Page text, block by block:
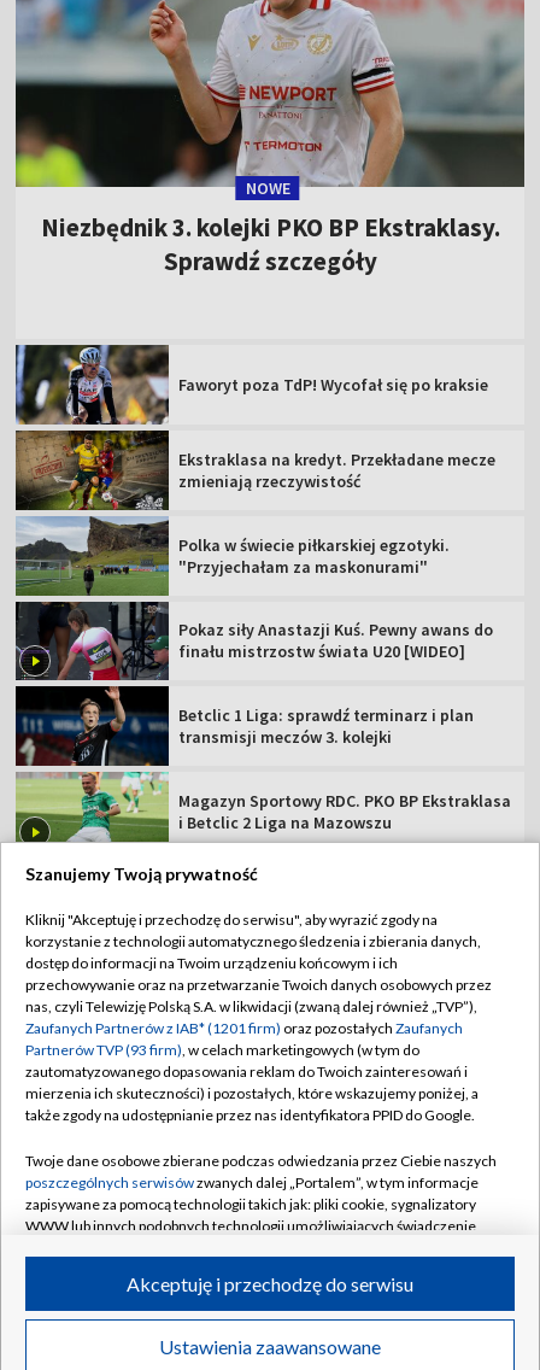
NOWE
Niezbędnik 3. kolejki PKO BP Ekstraklasy.
Sprawdź szczegóły
Faworyt poza TdP! Wycofał się po kraksie
Ekstraklasa na kredyt. Przekładane mecze
zmieniają rzeczywistość
Polka w świecie piłkarskiej egzotyki.
"Przyjechałam za maskonurami"
Pokaz siły Anastazji Kuś. Pewny awans do
finału mistrzostw świata U20 [WIDEO]
Betclic 1 Liga: sprawdź terminarz i plan
transmisji meczów 3. kolejki
Magazyn Sportowy RDC. PKO BP Ekstraklasa
i Betclic 2 Liga na Mazowszu
TVP
Abonament TVP
Sklep TVP
Biuro Reklamy
Oferta Handlowa
Emisja w TVP
Rada Programowa
Ogłoszenia przetargowe
Akademia Telewizyjna
Informacje o nadawcy
Regulamin TVP
Polityka prywatności
Moje zgody
Biuro reklamy
Kanały
©2026 Telewizja Polska Spółka Akcyjna w likwidacji
Wideo
Szanujemy Twoją prywatność
Kliknij "Akceptuję i przechodzę do serwisu", aby wyrazić zgody na
korzystanie z technologii automatycznego śledzenia i zbierania danych,
dostęp do informacji na Twoim urządzeniu końcowym i ich
przechowywanie oraz na przetwarzanie Twoich danych osobowych przez
nas, czyli Telewizję Polską S.A. w likwidacji (zwaną dalej również „TVP”),
Zaufanych Partnerów z IAB* (1201 firm) oraz pozostałych Zaufanych
Partnerów TVP (93 firm), w celach marketingowych (w tym do
zautomatyzowanego dopasowania reklam do Twoich zainteresowań i
mierzenia ich skuteczności) i pozostałych, które wskazujemy poniżej, a
także zgody na udostępnianie przez nas identyfikatora PPID do Google.
Twoje dane osobowe zbierane podczas odwiedzania przez Ciebie naszych
poszczególnych serwisówzwanych dalej „Portalem”, w tym informacje
zapisywane za pomocą technologii takich jak: pliki cookie, sygnalizatory
WWW lub innych podobnych technologii umożliwiających świadczenie
ruchu w Internecie.
Twoje dane osobowe zbierane podczas odwiedzania przez Ciebie
poszczególnych serwisówna Portalu, takie jak adresy IP, identyfikatory
Ustawienia zaawansowane
Akceptuję i przechodzę do serwisu